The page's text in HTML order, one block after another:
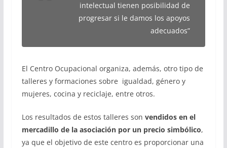
intelectual tienen posibilidad de
progresar si le damos los apoyos
adecuados”
El Centro Ocupacional organiza, además, otro tipo de
talleres y formaciones sobre igualdad, género y
mujeres, cocina y reciclaje, entre otros.
Los resultados de estos talleres son vendidos en el
mercadillo de la asociación por un precio simbólico,
ya que el objetivo de este centro es proporcionar una